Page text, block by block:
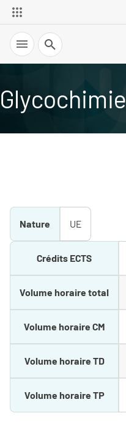
Recherche
Glycochimie
Nature UE
Crédits ECTS
Volume horaire total
Volume horaire CM
Volume horaire TD
Volume horaire TP